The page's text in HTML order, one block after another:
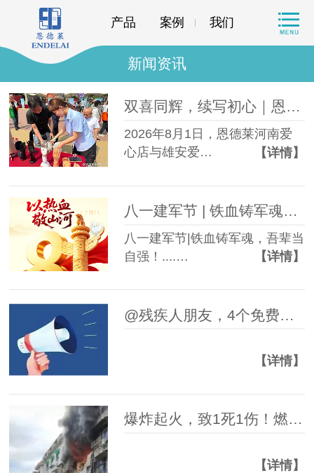
产品 案例 我们
新闻资讯
双喜同辉，续写初心｜恩德莱河南及雄安爱心店共庆周年，再启新程
2026年8月1日，恩德莱河南爱
心店与雄安爱…
【详情】
八一建军节 | 铁血铸军魂，吾辈当自强！
八一建军节|铁血铸军魂，吾辈当
自强！....…
【详情】
【详情】
爆炸起火，致1死1伤！燃气安全提示→
【详情】